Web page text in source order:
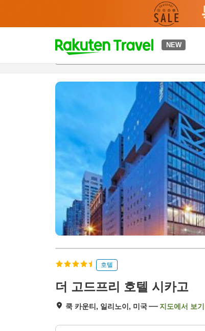
NEW
t
p
a
개요객실 & 숙박 상품이용 후기 편의 시설/서비스
호텔
더 고드프리 호텔 시카고
쿡 카운티, 일리노이, 미국 지도에서 보기